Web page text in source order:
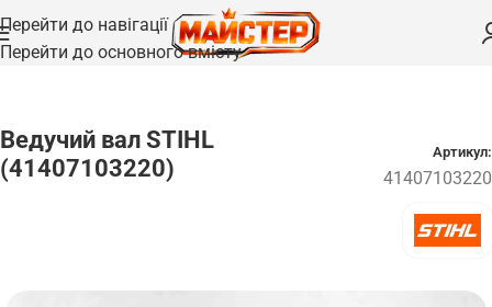
Перейти до навігації
Перейти до основного вмісту
Головна /Запчастини/Вали та осі
Ведучий вал STIHL
(41407103220)
Артикул:
41407103220